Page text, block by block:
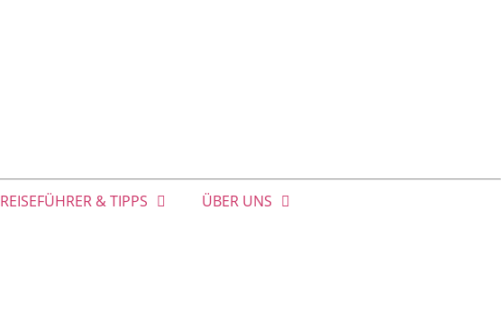
REISEFÜHRER & TIPPS ÜBER UNS